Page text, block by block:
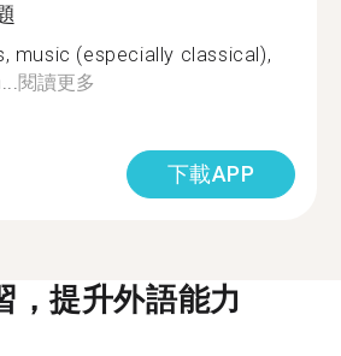
music (especially classical),
閱讀更多
下載APP
，提升外語能力